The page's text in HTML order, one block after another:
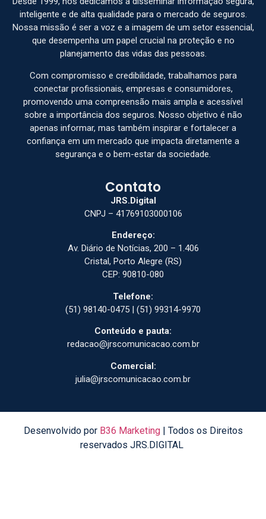
inteligente e de alta qualidade para o mercado de seguros.
Nossa missão é ser a voz e a imagem de um setor essencial,
que desempenha um papel crucial na proteção e no
planejamento das vidas das pessoas.
Com compromisso e credibilidade, trabalhamos para
conectar profissionais, empresas e consumidores,
promovendo uma compreensão mais ampla e acessível
sobre a importância dos seguros. Nosso objetivo é não
apenas informar, mas também inspirar e fortalecer a
confiança em um mercado que impacta diretamente a
segurança e o bem-estar da sociedade.
Contato
JRS.Digital
CNPJ – 41769103000106
Endereço:
Av. Diário de Notícias, 200 – 1.406
Cristal, Porto Alegre (RS)
CEP: 90810-080
Telefone:
(51) 98140-0475 | (51) 99314-9970
Conteúdo e pauta:
redacao@jrscomunicacao.com.br
Comercial:
julia@jrscomunicacao.com.br
Desenvolvido por B36 Marketing| Todos os Direitos
reservados JRS.DIGITAL